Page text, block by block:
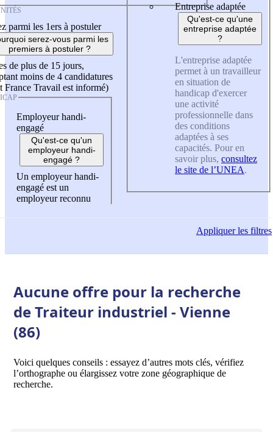
parmi les 1ers à postuler
serez-vous parmi les
premiers à postuler ?
de plus de 15 jours,
moins de 4 candidatures
France Travail est informé)
Employeur handi-
engagé
Qu'est-ce qu'un
employeur handi-
engagé ?
Un employeur handi-
engagé est un
employeur reconnu
Entreprise adaptée
Qu'est-ce qu'une
entreprise adaptée
?
L'entreprise adaptée
permet à un travailleur
en situation de
handicap d'exercer
une activité
professionnelle dans
des conditions
adaptées à ses
capacités. Pour en
savoir plus, consultez
le site de l’UNEA.
Appliquerles filtres
Aucune offre pour la recherche
de Traiteur industriel - Vienne
(86)
Voici quelques conseils : essayez d’autres mots clés, vérifiez
l’orthographe ou élargissez votre zone géographique de
recherche.